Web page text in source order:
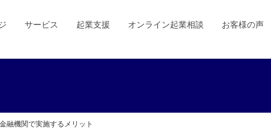
サービス 起業支援 オンライン起業相談 お客様の声
融機関で実施するメリット